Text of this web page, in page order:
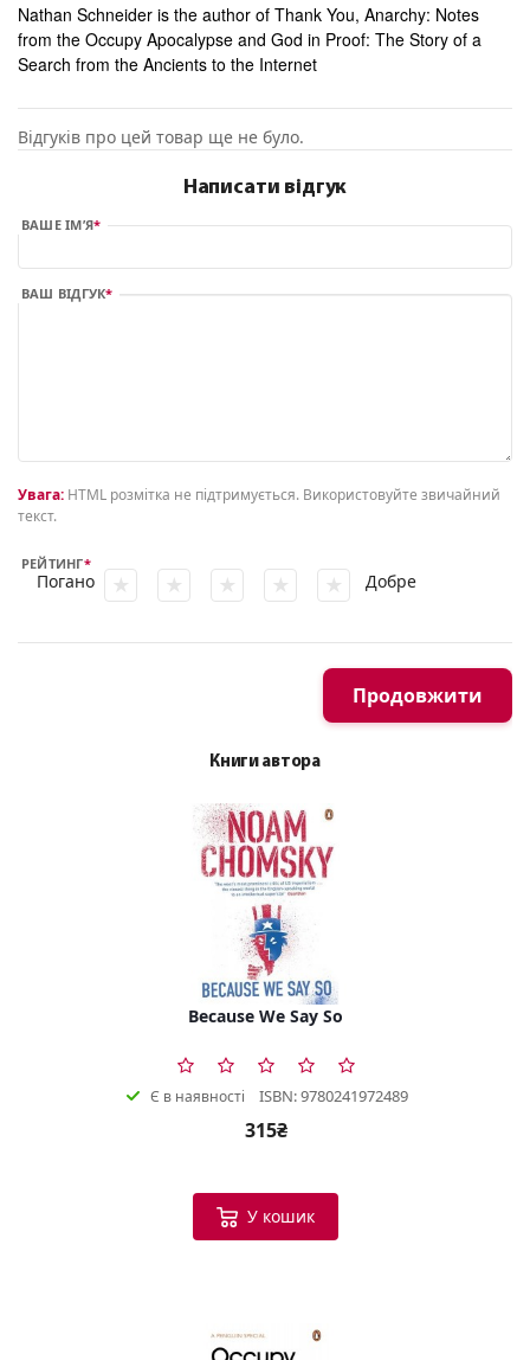
Nathan Schneider is the author of Thank You, Anarchy: Notes
from the Occupy Apocalypse and God in Proof: The Story of a
Search from the Ancients to the Internet
Відгуків про цей товар ще не було.
Написати відгук
ВАШЕ ІМ’Я
ВАШ ВІДГУК
Увага: HTML розмітка не підтримується. Використовуйте звичайний
текст.
РЕЙТИНГ
Погано Добре
Продовжити
Книги автора
Because We Say So
Є в наявності ISBN: 9780241972489
315₴
У кошик